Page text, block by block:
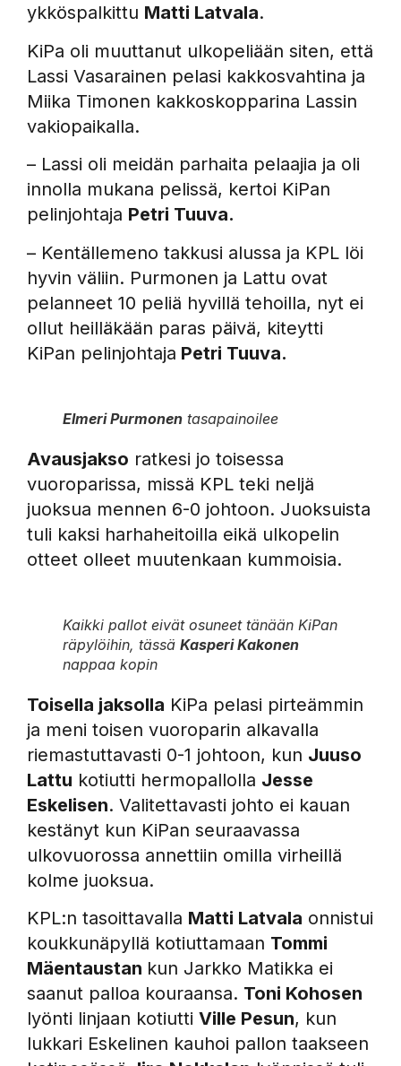
ykköspalkittu Matti Latvala.
KiPa oli muuttanut ulkopeliään siten, että
Lassi Vasarainen pelasi kakkosvahtina ja
Miika Timonen kakkoskopparina Lassin
vakiopaikalla.
– Lassi oli meidän parhaita pelaajia ja oli
innolla mukana pelissä, kertoi KiPan
pelinjohtaja Petri Tuuva.
– Kentällemeno takkusi alussa ja KPL löi
hyvin väliin. Purmonen ja Lattu ovat
pelanneet 10 peliä hyvillä tehoilla, nyt ei
ollut heilläkään paras päivä, kiteytti
KiPan pelinjohtaja Petri Tuuva.
Elmeri Purmonen tasapainoilee
Avausjakso ratkesi jo toisessa
vuoroparissa, missä KPL teki neljä
juoksua mennen 6-0 johtoon. Juoksuista
tuli kaksi harhaheitoilla eikä ulkopelin
otteet olleet muutenkaan kummoisia.
Kaikki pallot eivät osuneet tänään KiPan
räpylöihin, tässä Kasperi Kakonen
nappaa kopin
Toisella jaksolla KiPa pelasi pirteämmin
ja meni toisen vuoroparin alkavalla
riemastuttavasti 0-1 johtoon, kun Juuso
Lattu kotiutti hermopallolla Jesse
Eskelisen. Valitettavasti johto ei kauan
kestänyt kun KiPan seuraavassa
ulkovuorossa annettiin omilla virheillä
kolme juoksua.
KPL:n tasoittavalla Matti Latvala onnistui
koukkunäpyllä kotiuttamaan Tommi
Mäentaustan kun Jarkko Matikka ei
saanut palloa kouraansa. Toni Kohosen
lyönti linjaan kotiutti Ville Pesun, kun
lukkari Eskelinen kauhoi pallon taakseen